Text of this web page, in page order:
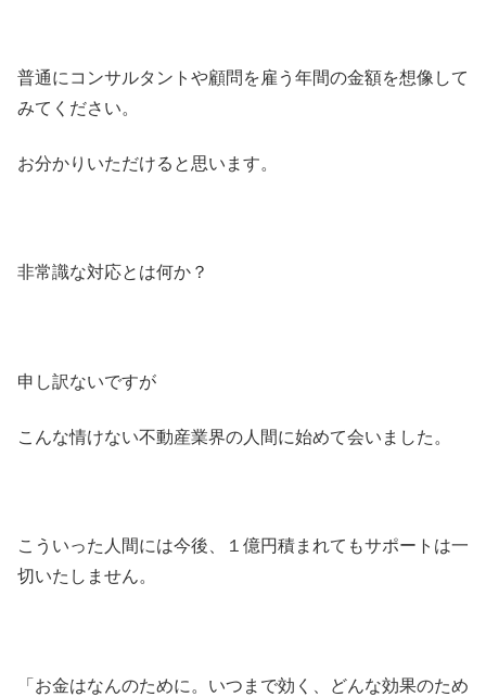
普通にコンサルタントや顧問を雇う年間の金額を想像して
みてください。
お分かりいただけると思います。
非常識な対応とは何か？
申し訳ないですが
こんな情けない不動産業界の人間に始めて会いました。
こういった人間には今後、１億円積まれてもサポートは一
切いたしません。
「お金はなんのために。いつまで効く、どんな効果のため